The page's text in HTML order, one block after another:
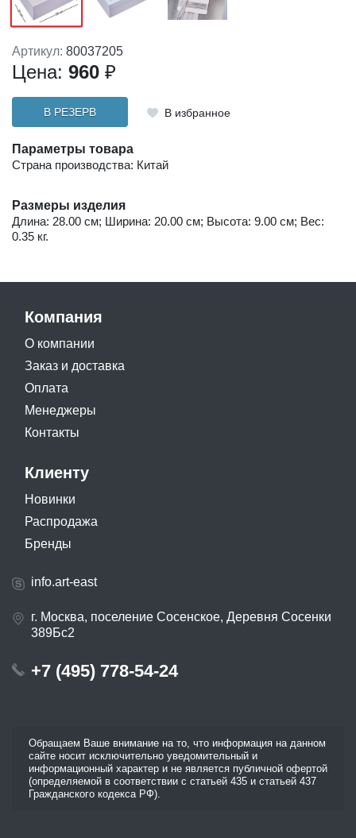
Артикул: 80037205
Цена: 960 ₽
В РЕЗЕРВ В избранное
Параметры товара
Страна производства: Китай
Размеры изделия
Длина: 28.00 см; Ширина: 20.00 см; Высота: 9.00 см; Вес:
0.35 кг.
Компания
О компании
Заказ и доставка
Оплата
Менеджеры
Контакты
Клиенту
Новинки
Распродажа
Бренды
info.art-east
г. Москва, поселение Сосенское, Деревня Сосенки
389Бс2
+7 (495) 778-54-24
Обращаем Ваше внимание на то, что информация на данном
сайте носит исключительно уведомительный и
информационный характер и не является публичной офертой
(определяемой в соответствии с статьей 435 и статьей 437
Гражданского кодекса РФ).